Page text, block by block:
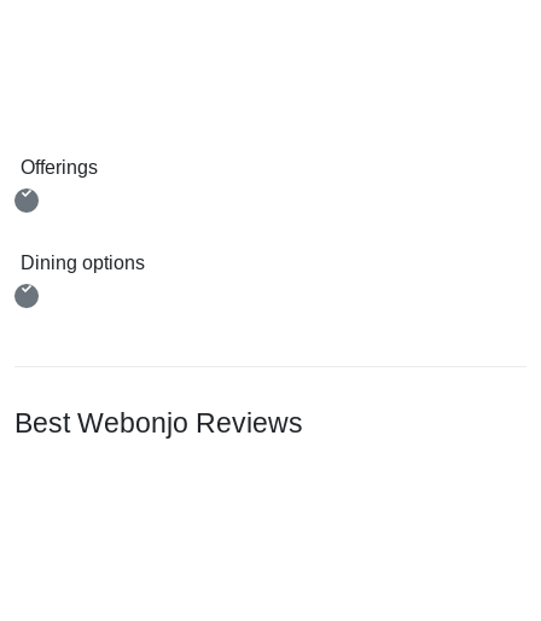
Offerings
Dining options
Best Webonjo Reviews